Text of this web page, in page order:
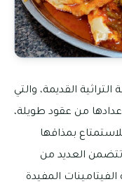
القديمة، والتي
من عقود طويلة،
بمذاقها
العديد من
المفيدة